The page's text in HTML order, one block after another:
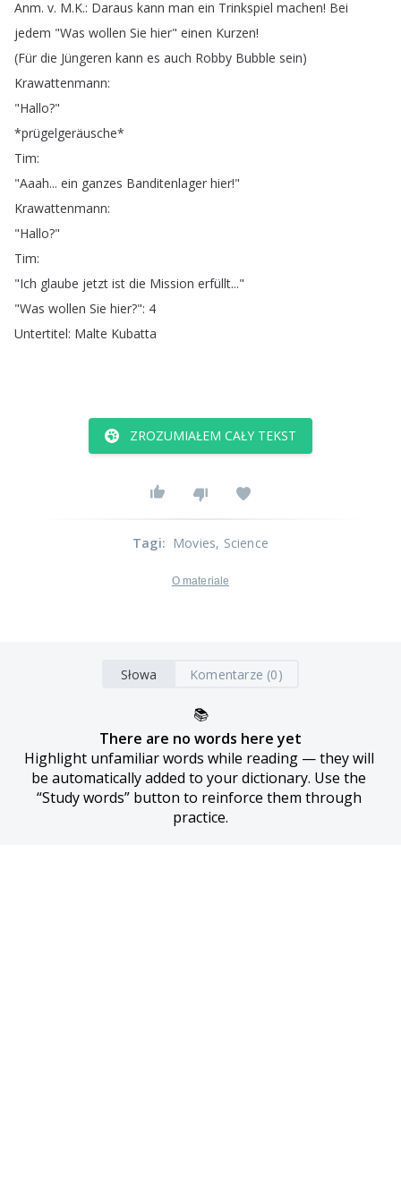
Anm. v. M.K.: Daraus kann man ein Trinkspiel machen! Bei
jedem "Was wollen Sie hier" einen Kurzen!
(Für die Jüngeren kann es auch Robby Bubble sein)
Krawattenmann:
"Hallo?"
*prügelgeräusche*
Tim:
"Aaah... ein ganzes Banditenlager hier!"
Krawattenmann:
"Hallo?"
Tim:
"Ich glaube jetzt ist die Mission erfüllt..."
"Was wollen Sie hier?": 4
Untertitel: Malte Kubatta
ZROZUMIAŁEM CAŁY TEKST
Tagi: Movies, Science
O materiale
Słowa Komentarze (0)
📚
There are no words here yet
Highlight unfamiliar words while reading — they will
be automatically added to your dictionary. Use the
“Study words” button to reinforce them through
practice.